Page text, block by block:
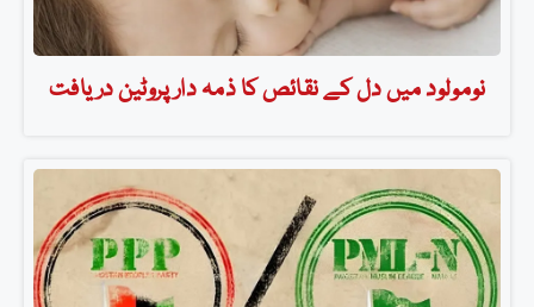
نومولود میں دل کے نقائص کا ذمہ دار پروٹین دریافت